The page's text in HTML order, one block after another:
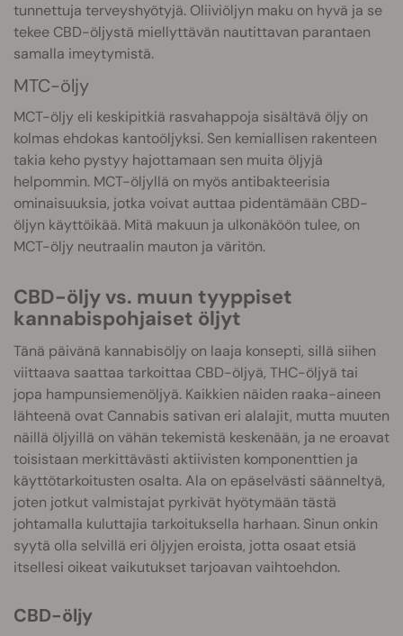
tunnettuja terveyshyötyjä. Oliiviöljyn maku on hyvä ja se
tekee CBD-öljystä miellyttävän nautittavan parantaen
samalla imeytymistä.
MTC-öljy
MCT-öljy eli keskipitkiä rasvahappoja sisältävä öljy on
kolmas ehdokas kantoöljyksi. Sen kemiallisen rakenteen
takia keho pystyy hajottamaan sen muita öljyjä
helpommin. MCT-öljyllä on myös antibakteerisia
ominaisuuksia, jotka voivat auttaa pidentämään CBD-
öljyn käyttöikää. Mitä makuun ja ulkonäköön tulee, on
MCT-öljy neutraalin mauton ja väritön.
CBD-öljy vs. muun tyyppiset
kannabispohjaiset öljyt
Tänä päivänä kannabisöljy on laaja konsepti, sillä siihen
viittaava saattaa tarkoittaa CBD-öljyä, THC-öljyä tai
jopa hampunsiemenöljyä. Kaikkien näiden raaka-aineen
lähteenä ovat Cannabis sativan eri alalajit, mutta muuten
näillä öljyillä on vähän tekemistä keskenään, ja ne eroavat
toisistaan merkittävästi aktiivisten komponenttien ja
käyttötarkoitusten osalta. Ala on epäselvästi säänneltyä,
joten jotkut valmistajat pyrkivät hyötymään tästä
johtamalla kuluttajia tarkoituksella harhaan. Sinun onkin
syytä olla selvillä eri öljyjen eroista, jotta osaat etsiä
itsellesi oikeat vaikutukset tarjoavan vaihtoehdon.
CBD-öljy